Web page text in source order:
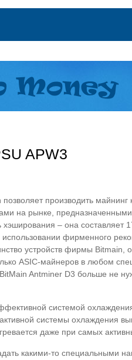
APW3
производить майнинг
на рынке,
– она
фирменного
устройств фирмы Bitmain,
ASIC-майнеров в любом
Antminer D3 больше не
системой
системы охлаждения
даже при самых
какими-то специальными